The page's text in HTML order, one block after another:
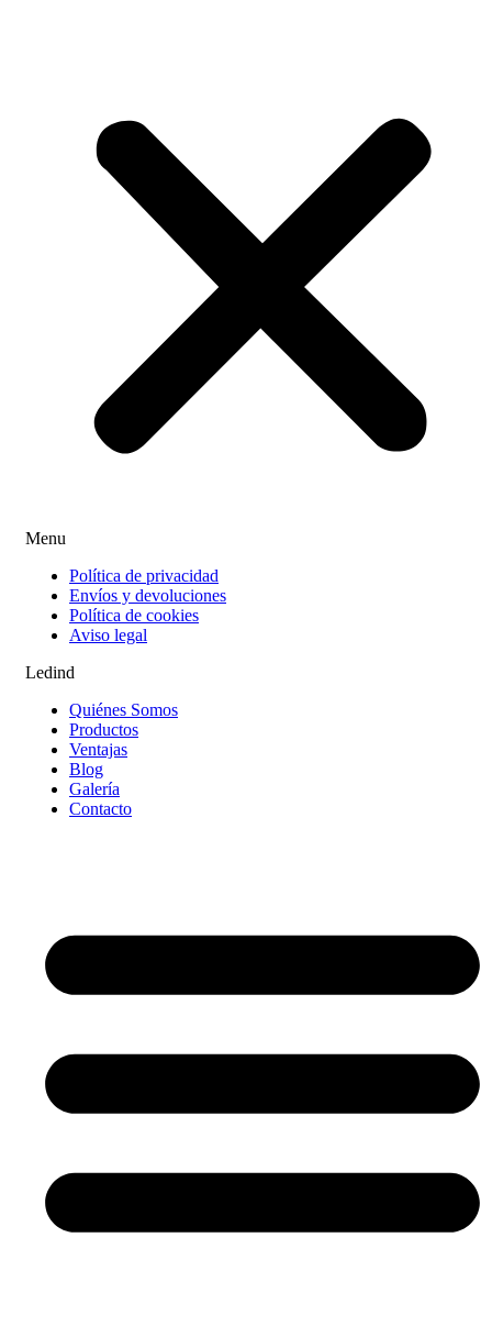
Menu
Política de privacidad
Envíos y devoluciones
Política de cookies
Aviso legal
Ledind
Quiénes Somos
Productos
Ventajas
Blog
Galería
Contacto